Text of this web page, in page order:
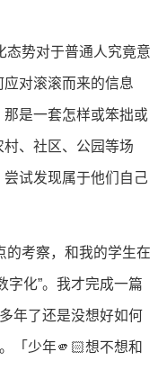
态势对于普通人究竟意
对滚滚而来的信息
是一套怎样或笨拙或
、社区、公园等场
试发现属于他们自己
的考察，和我的学生在
字化”。我才完成一篇
年了还是没想好如何
「少年🫵🏻想不想和